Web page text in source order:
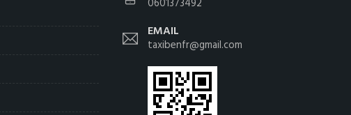
EMAIL
taxibenfr@gmail.com